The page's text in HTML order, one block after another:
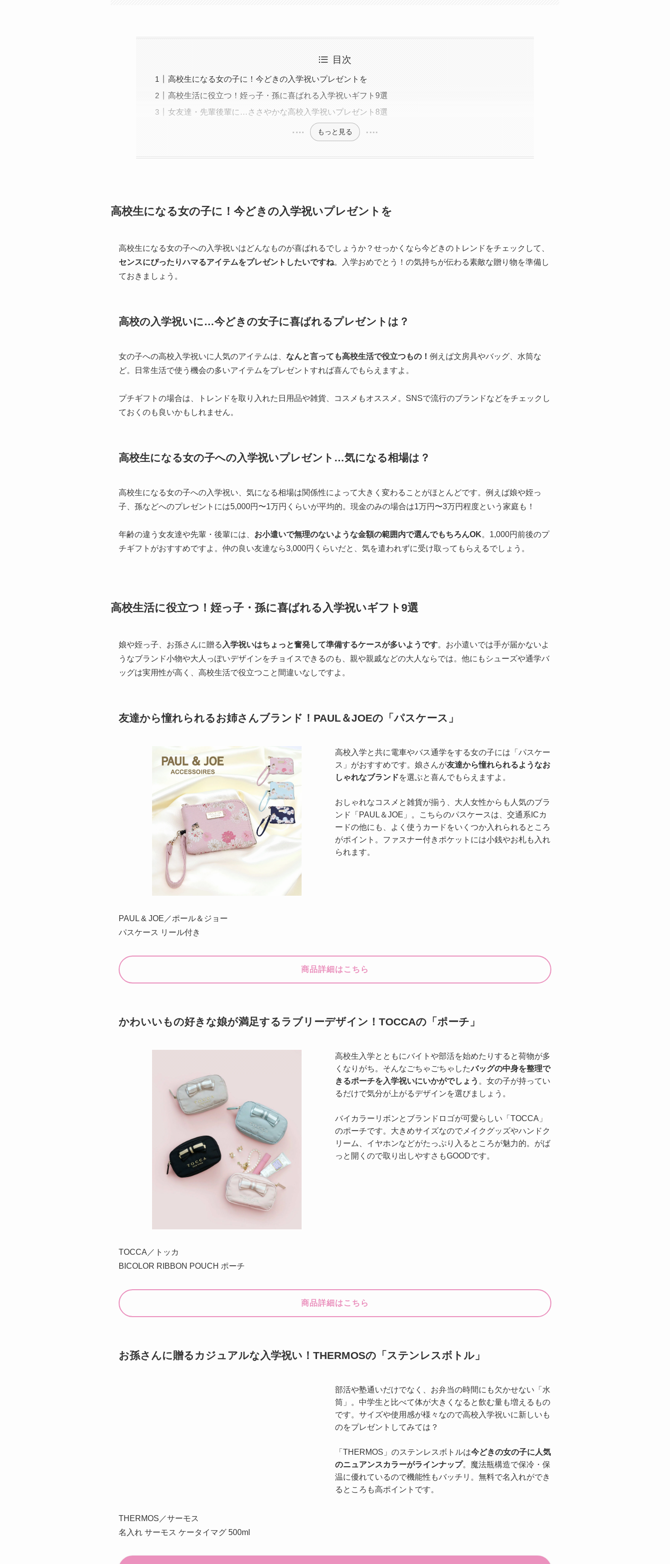
目次
高校生になる女の子に！今どきの入学祝いプレゼントを
高校生活に役立つ！姪っ子・孫に喜ばれる入学祝いギフト9選
女友達・先輩後輩に…ささやかな高校入学祝いプレゼント8選
もっと見る
高校生になる女の子に！今どきの入学祝いプレゼントを
高校生になる女の子への入学祝いはどんなものが喜ばれるでしょうか？せっかくなら今どきのトレンドをチェックして、
センスにぴったりハマるアイテムをプレゼントしたいですね。入学おめでとう！の気持ちが伝わる素敵な贈り物を準備し
ておきましょう。
高校の入学祝いに…今どきの女子に喜ばれるプレゼントは？
女の子への高校入学祝いに人気のアイテムは、 なんと言っても高校生活で役立つもの！ 例えば文房具やバッグ、水筒な
ど。日常生活で使う機会の多いアイテムをプレゼントすれば喜んでもらえますよ。
プチギフトの場合は、トレンドを取り入れた日用品や雑貨、コスメもオススメ。SNSで流行のブランドなどをチェックし
ておくのも良いかもしれません。
高校生になる女の子への入学祝いプレゼント…気になる相場は？
高校生になる女の子への入学祝い、気になる相場は関係性によって大きく変わることがほとんどです。例えば娘や姪っ
子、孫などへのプレゼントには5,000円〜1万円くらいが平均的。現金のみの場合は1万円〜3万円程度という家庭も！
年齢の違う女友達や先輩・後輩には、 お小遣いで無理のないような金額の範囲内で選んでもちろんOK。1,000円前後のプ
チギフトがおすすめですよ。仲の良い友達なら3,000円くらいだと、気を遣われずに受け取ってもらえるでしょう。
高校生活に役立つ！姪っ子・孫に喜ばれる入学祝いギフト9選
娘や姪っ子、お孫さんに贈る 入学祝いはちょっと奮発して準備するケースが多いようです。お小遣いでは手が届かないよ
うなブランド小物や大人っぽいデザインをチョイスできるのも、親や親戚などの大人ならでは。他にもシューズや通学バ
ッグは実用性が高く、高校生活で役立つこと間違いなしですよ。
友達から憧れられるお姉さんブランド！PAUL＆JOEの「パスケース」
高校入学と共に電車やバス通学をする女の子には「パスケー
ス」がおすすめです。娘さんが友達から憧れられるようなお
しゃれなブランドを選ぶと喜んでもらえますよ。
おしゃれなコスメと雑貨が揃う、大人女性からも人気のブラ
ンド「PAUL＆JOE」。こちらのパスケースは、交通系ICカ
ードの他にも、よく使うカードをいくつか入れられるところ
がポイント。ファスナー付きポケットには小銭やお札も入れ
られます。
PAUL & JOE／ポール＆ジョー
パスケース リール付き
商品詳細はこちら
かわいいもの好きな娘が満足するラブリーデザイン！TOCCAの「ポーチ」
高校生入学とともにバイトや部活を始めたりすると荷物が多
くなりがち。そんなごちゃごちゃしたバッグの中身を整理で
きるポーチを入学祝いにいかがでしょう 。女の子が持ってい
るだけで気分が上がるデザインを選びましょう。
バイカラーリボンとブランドロゴが可愛らしい「TOCCA」
のポーチです。大きめサイズなのでメイクグッズやハンドク
リーム、イヤホンなどがたっぷり入るところが魅力的。がば
っと開くので取り出しやすさもGOODです。
TOCCA／トッカ
BICOLOR RIBBON POUCH ポーチ
商品詳細はこちら
お孫さんに贈るカジュアルな入学祝い！THERMOSの「ステンレスボトル」
部活や塾通いだけでなく、お弁当の時間にも欠かせない「水
筒」。中学生と比べて体が大きくなると飲む量も増えるもの
です。サイズや使用感が様々なので高校入学祝いに新しいも
のをプレゼントしてみては？
「THERMOS」のステンレスボトルは今どきの女の子に人気
のニュアンスカラーがラインナップ。魔法瓶構造で保冷・保
温に優れているので機能性もバッチリ。無料で名入れができ
るところも高ポイントです。
THERMOS／サーモス
名入れ サーモス ケータイマグ 500ml